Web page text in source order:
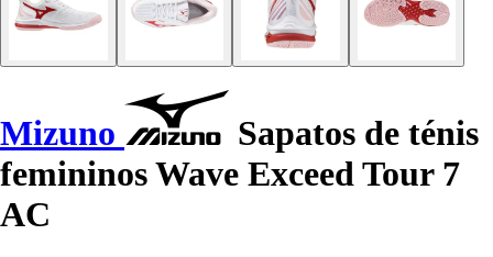
Mizuno
Sapatos de ténis
femininos Wave Exceed Tour 7
AC